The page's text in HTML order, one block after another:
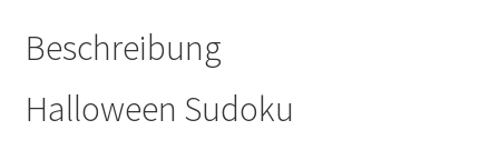
Beschreibung
Halloween Sudoku